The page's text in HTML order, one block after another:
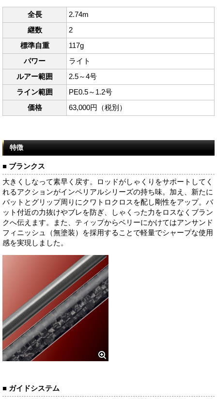
全長
2.74m
継数
2
標準自重
117g
パワー
ライト
ルアー範囲
2.5～4号
ライン範囲
PE0.5～1.2号
価格
63,000円（税別）
特徴
■ ブランクス
大きくしなって素早く戻す。ロッドがしゃくりをサポートしてく
れるアクションがインペリアルシリーズの持ち味。加え、新たに
バットとグリップ周りにクワトロクロスを配し剛性をアップ。バ
ット付近の力抜けやブレを防ぎ、しゃくった力をロスなくブラン
クへ伝えます。また、ティップからベリーにかけてはアンサンド
フィニッシュ（無塗装）を採用することで軽量でシャープな使用
感を実現しました。
■ ガイドシステム